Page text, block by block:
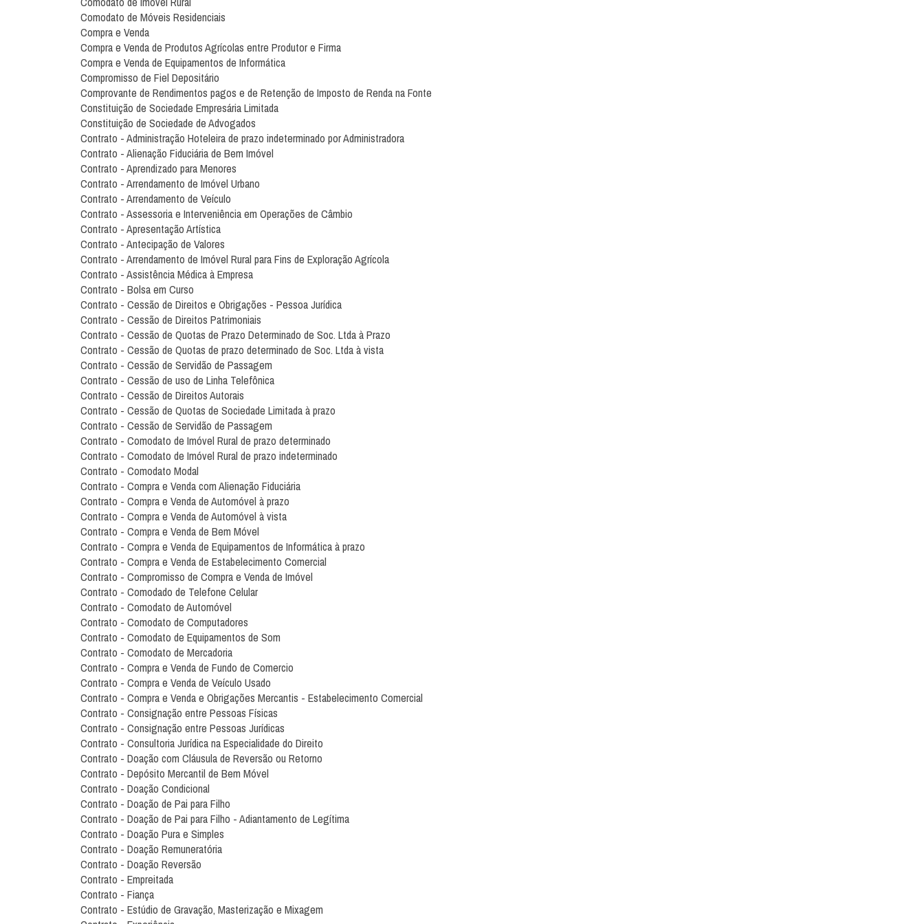
Comodato de Móveis Residenciais
Compra e Venda
Compra e Venda de Produtos Agrícolas entre Produtor e Firma
Compra e Venda de Equipamentos de Informática
Compromisso de Fiel Depositário
Comprovante de Rendimentos pagos e de Retenção de Imposto de Renda na Fonte
Constituição de Sociedade Empresária Limitada
Constituição de Sociedade de Advogados
Contrato - Administração Hoteleira de prazo indeterminado por Administradora
Contrato - Alienação Fiduciária de Bem Imóvel
Contrato - Aprendizado para Menores
Contrato - Arrendamento de Imóvel Urbano
Contrato - Arrendamento de Veículo
Contrato - Assessoria e Interveniência em Operações de Câmbio
Contrato - Apresentação Artística
Contrato - Antecipação de Valores
Contrato - Arrendamento de Imóvel Rural para Fins de Exploração Agrícola
Contrato - Assistência Médica à Empresa
Contrato - Bolsa em Curso
Contrato - Cessão de Direitos e Obrigações - Pessoa Jurídica
Contrato - Cessão de Direitos Patrimoniais
Contrato - Cessão de Quotas de Prazo Determinado de Soc. Ltda à Prazo
Contrato - Cessão de Quotas de prazo determinado de Soc. Ltda à vista
Contrato - Cessão de Servidão de Passagem
Contrato - Cessão de uso de Linha Telefônica
Contrato - Cessão de Direitos Autorais
Contrato - Cessão de Quotas de Sociedade Limitada à prazo
Contrato - Cessão de Servidão de Passagem
Contrato - Comodato de Imóvel Rural de prazo determinado
Contrato - Comodato de Imóvel Rural de prazo indeterminado
Contrato - Comodato Modal
Contrato - Compra e Venda com Alienação Fiduciária
Contrato - Compra e Venda de Automóvel à prazo
Contrato - Compra e Venda de Automóvel à vista
Contrato - Compra e Venda de Bem Móvel
Contrato - Compra e Venda de Equipamentos de Informática à prazo
Contrato - Compra e Venda de Estabelecimento Comercial
Contrato - Compromisso de Compra e Venda de Imóvel
Contrato - Comodado de Telefone Celular
Contrato - Comodato de Automóvel
Contrato - Comodato de Computadores
Contrato - Comodato de Equipamentos de Som
Contrato - Comodato de Mercadoria
Contrato - Compra e Venda de Fundo de Comercio
Contrato - Compra e Venda de Veículo Usado
Contrato - Compra e Venda e Obrigações Mercantis - Estabelecimento Comercial
Contrato - Consignação entre Pessoas Físicas
Contrato - Consignação entre Pessoas Jurídicas
Contrato - Consultoria Jurídica na Especialidade do Direito
Contrato - Doação com Cláusula de Reversão ou Retorno
Contrato - Depósito Mercantil de Bem Móvel
Contrato - Doação Condicional
Contrato - Doação de Pai para Filho
Contrato - Doação de Pai para Filho - Adiantamento de Legítima
Contrato - Doação Pura e Simples
Contrato - Doação Remuneratória
Contrato - Doação Reversão
Contrato - Empreitada
Contrato - Fiança
Contrato - Estúdio de Gravação, Masterização e Mixagem